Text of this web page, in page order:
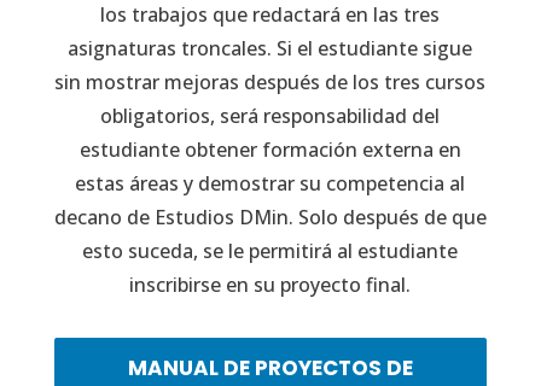
los trabajos que redactará en las tres
asignaturas troncales. Si el estudiante sigue
sin mostrar mejoras después de los tres cursos
obligatorios, será responsabilidad del
estudiante obtener formación externa en
estas áreas y demostrar su competencia al
decano de Estudios DMin. Solo después de que
esto suceda, se le permitirá al estudiante
inscribirse en su proyecto final.
MANUAL DE PROYECTOS DE